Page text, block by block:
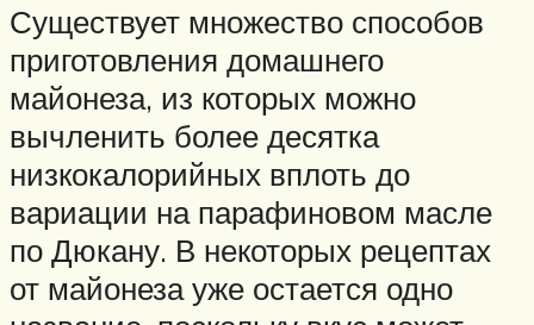
Существует множество способов
приготовления домашнего
майонеза, из которых можно
вычленить более десятка
низкокалорийных вплоть до
вариации на парафиновом масле
по Дюкану. В некоторых рецептах
от майонеза уже остается одно